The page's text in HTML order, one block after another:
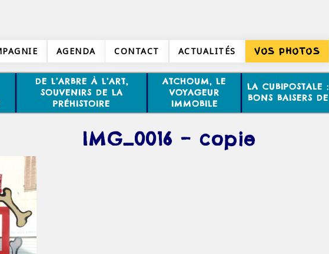
AGENDA CONTACT ACTUALITÉS VOS PHOTOS
DE L’ARBRE À L’ART,
SOUVENIRS DE LA
PRÉHISTOIRE
ATCHOUM, LE
VOYAGEUR
IMMOBILE
LA CUBIPOSTALE :
BONS BAISERS DE
IMG_0016 – copie